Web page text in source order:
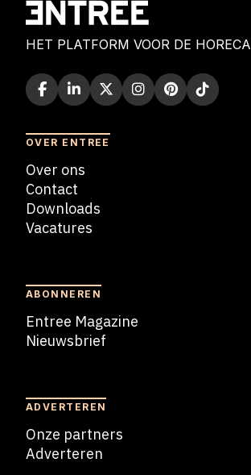
HET PLATFORM VOOR DE HORECA
OVER ENTREE
Over ons
Contact
Downloads
Vacatures
ABONNEREN
Entree Magazine
Nieuwsbrief
ADVERTEREN
Onze partners
Adverteren